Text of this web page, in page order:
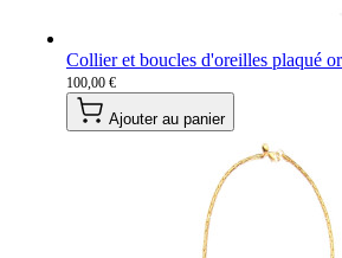
Collier et boucles d'oreilles plaqué
100,00 €
Ajouter au panier